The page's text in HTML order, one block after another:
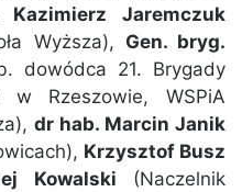
Kazimierz Jaremczuk
Wyższa), Gen. bryg.
dowódca 21. Brygady
w Rzeszowie, WSPiA
dr hab. Marcin Janik
Krzysztof Busz
Kowalski (Naczelnik